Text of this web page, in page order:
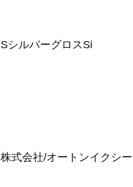
シルバーグロスSi
式会社/オートンイクシ